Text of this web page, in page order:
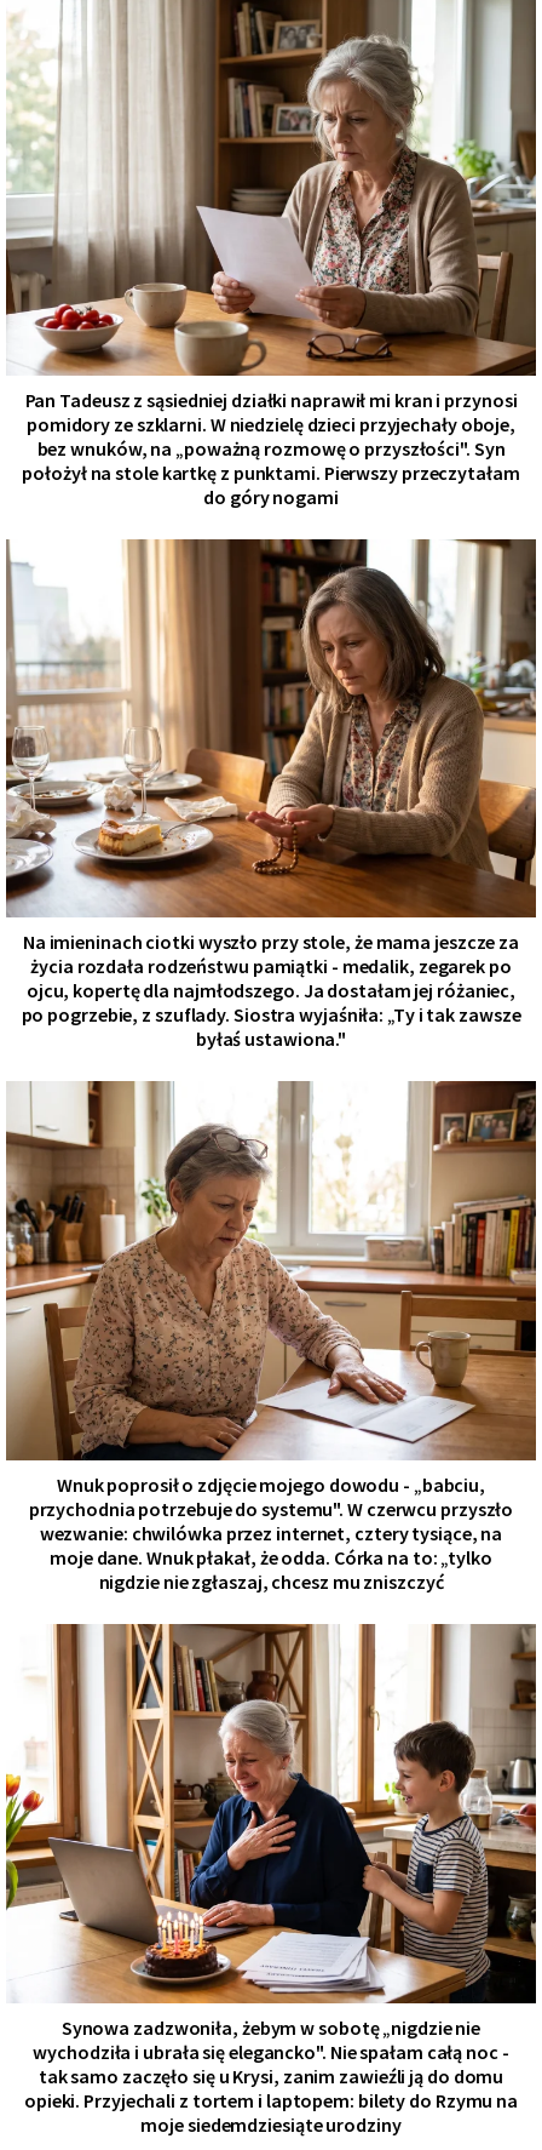
Pan Tadeusz z sąsiedniej działki naprawił mi kran i przynosi
pomidory ze szklarni. W niedzielę dzieci przyjechały oboje,
bez wnuków, na „poważną rozmowę o przyszłości". Syn
położył na stole kartkę z punktami. Pierwszy przeczytałam
do góry nogami
Na imieninach ciotki wyszło przy stole, że mama jeszcze za
życia rozdała rodzeństwu pamiątki - medalik, zegarek po
ojcu, kopertę dla najmłodszego. Ja dostałam jej różaniec,
po pogrzebie, z szuflady. Siostra wyjaśniła: „Ty i tak zawsze
byłaś ustawiona."
Wnuk poprosił o zdjęcie mojego dowodu - „babciu,
przychodnia potrzebuje do systemu". W czerwcu przyszło
wezwanie: chwilówka przez internet, cztery tysiące, na
moje dane. Wnuk płakał, że odda. Córka na to: „tylko
nigdzie nie zgłaszaj, chcesz mu zniszczyć
Synowa zadzwoniła, żebym w sobotę „nigdzie nie
wychodziła i ubrała się elegancko". Nie spałam całą noc -
tak samo zaczęło się u Krysi, zanim zawieźli ją do domu
opieki. Przyjechali z tortem i laptopem: bilety do Rzymu na
moje siedemdziesiąte urodziny